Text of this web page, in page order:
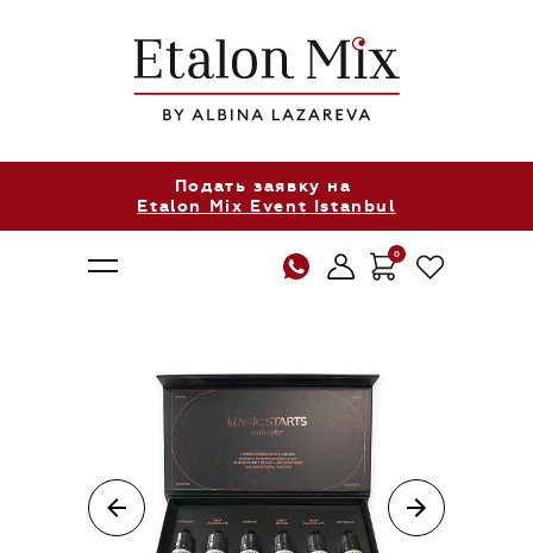
Подать заявку на
Etalon Mix Event Istanbul
0
О нас
Продукция
Где купить